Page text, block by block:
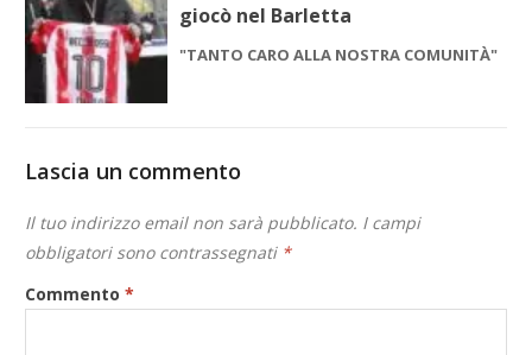
giocò nel Barletta
"TANTO CARO ALLA NOSTRA COMUNITÀ"
Lascia un commento
Il tuo indirizzo email non sarà pubblicato. I campi
obbligatori sono contrassegnati *
Commento*